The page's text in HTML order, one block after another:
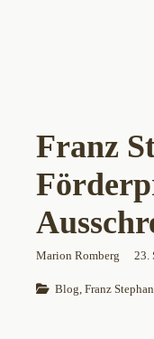
Franz
Marion Romberg 23.
Blog, Franz